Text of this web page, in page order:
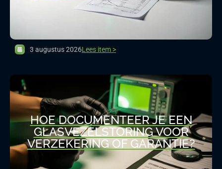
3 augustus 2026Lees item >
HOE DOCUMENTEER JE EEN
GLASVEZELSTORING VOOR
VERZEKERING OF GARANTIE?